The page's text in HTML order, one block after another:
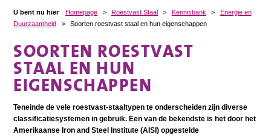
U bent nu hier Homepage > Roestvast Staal > Kennisbank >
Energie en
Duurzaamheid
> Soorten roestvast staal en hun eigenschappen
SOORTEN ROESTVAST
STAAL EN HUN
EIGENSCHAPPEN
Teneinde de vele roestvast-staaltypen te onderscheiden zijn diverse
classificatiesystemen in gebruik. Een van de bekendste is het door het
Amerikaanse Iron and Steel Institute (AISI) opgestelde